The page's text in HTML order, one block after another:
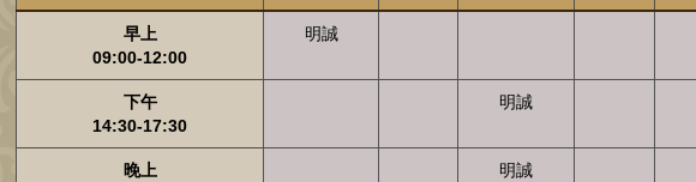
早上
09:00-12:00
明誠
下午
14:30-17:30
明誠
晚上
明誠